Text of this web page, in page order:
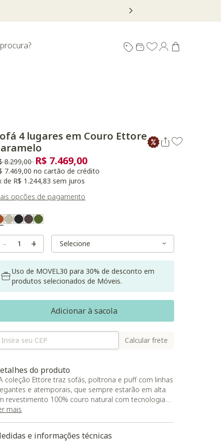
4 lugares em Couro Ettore
reduzido de
8.299,00 para
R$ 7.469,00
7.469,00 no cartão de crédito
de R$ 1.244,83 sem juros
opções de pagamento
Real Color
- + Variant Size
Variant Size
Uso de MOVEL30 para 30% de desconto em
produtos selecionados de Móveis.
Adicionar à sacola
Calcular frete
do produto
coleção Ettore traz sofás, poltrona e puff com linhas
e atemporais, que sempre estarão em alta.
revestimento 100% couro natural com tecnologia
risco, material que pode durar a vida toda se bem
de 240 cm bipartido em partes iguais de 120
mais
e informações técnicas